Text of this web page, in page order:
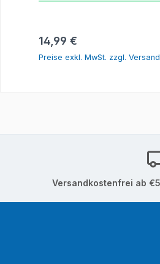
Regulärer Preis:
14,99 €
Preise exkl. MwSt. zzgl.
Versandkostenfrei ab